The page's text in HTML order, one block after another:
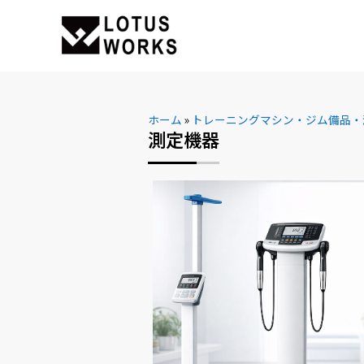
ホーム » トレーニングマシン・ジム備品
測定機器